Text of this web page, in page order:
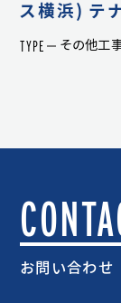
ス横浜) テ
TYPE その他工
お問い合わせ